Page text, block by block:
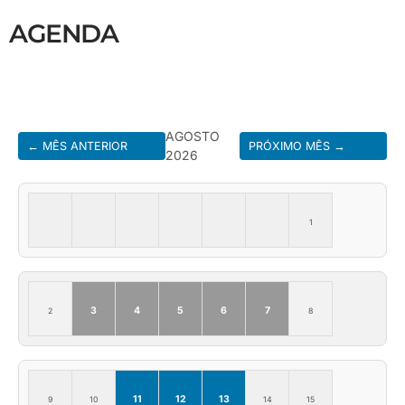
AGENDA
← MÊS ANTERIOR
AGOSTO
2026
PRÓXIMO MÊS →
1
2 3 4 5 6 7 8
9 10 11 12 13 14 15